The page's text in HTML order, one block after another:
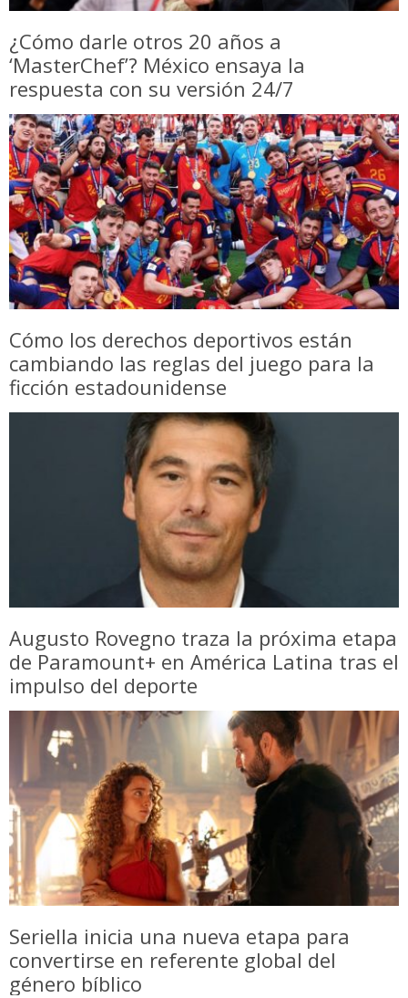
¿Cómo darle otros 20 años a
‘MasterChef’? México ensaya la
respuesta con su versión 24/7
Cómo los derechos deportivos están
cambiando las reglas del juego para la
ficción estadounidense
Augusto Rovegno traza la próxima etapa
de Paramount+ en América Latina tras el
impulso del deporte
Seriella inicia una nueva etapa para
convertirse en referente global del
género bíblico